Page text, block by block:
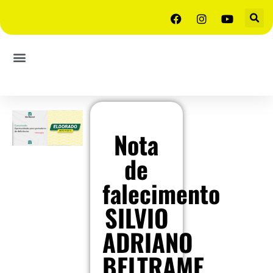
Nota
de
falecimento
SILVIO
ADRIANO